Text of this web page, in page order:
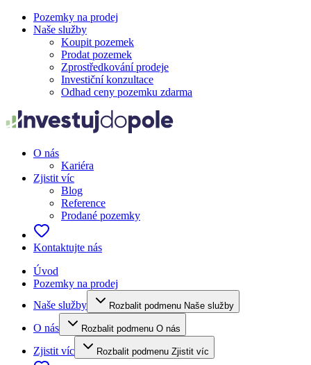
Pozemky na prodej
Naše služby
Koupit pozemek
Prodat pozemek
Zprostředkování prodeje
Investiční konzultace
Odhad ceny pozemku zdarma
O nás
Kariéra
Zjistit víc
Blog
Reference
Prodané pozemky
Kontaktujte nás
Úvod
Pozemky na prodej
Naše služby
Rozbalit podmenu Naše služby
O nás Rozbalit podmenu O nás
Zjistit víc Rozbalit podmenu Zjistit víc